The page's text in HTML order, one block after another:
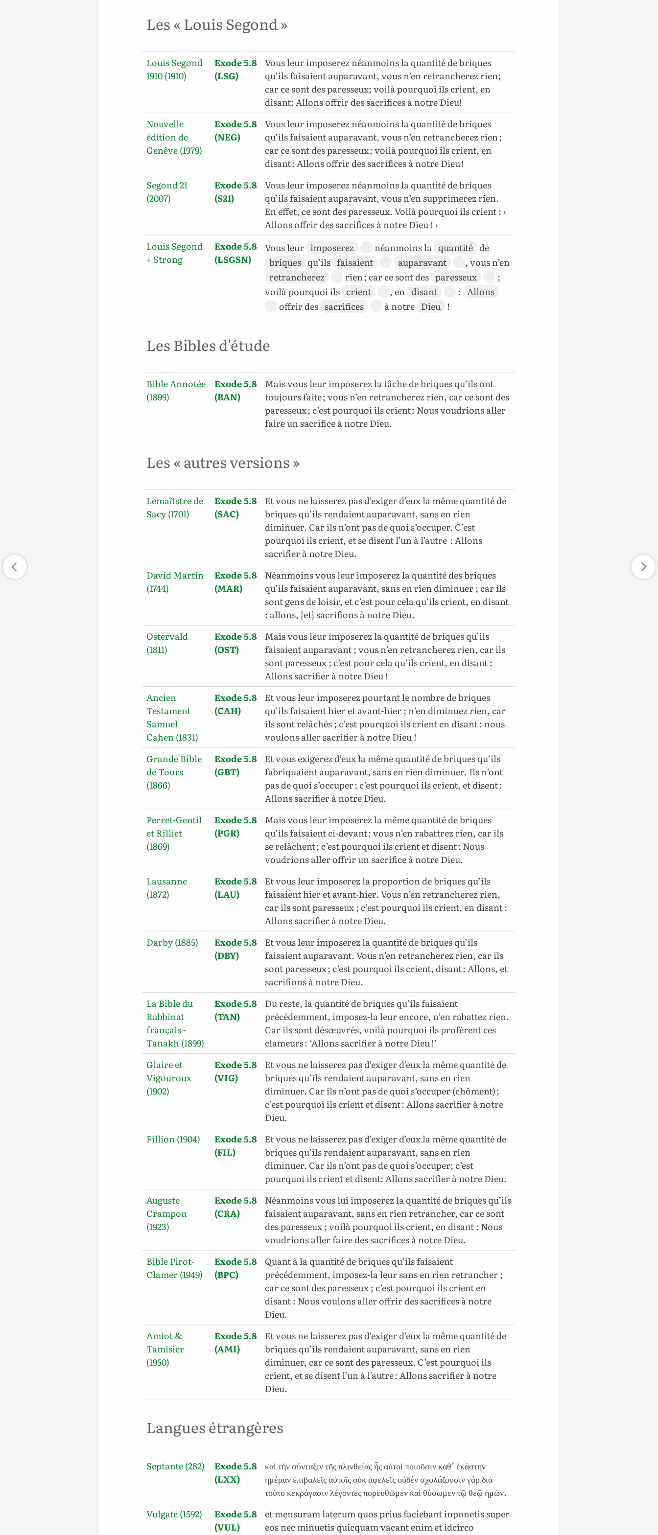
Les « Louis Segond »
Louis Segond
1910 (1910)
Exode 5.8
(LSG)
Vous leur imposerez néanmoins la quantité de briques
qu’ils faisaient auparavant, vous n’en retrancherez rien;
car ce sont des paresseux; voilà pourquoi ils crient, en
disant: Allons offrir des sacrifices à notre Dieu!
Nouvelle
édition de
Genève (1979)
Exode 5.8
(NEG)
Vous leur imposerez néanmoins la quantité de briques
qu’ils faisaient auparavant, vous n’en retrancherez rien ;
car ce sont des paresseux ; voilà pourquoi ils crient, en
disant : Allons offrir des sacrifices à notre Dieu !
Segond 21
(2007)
Exode 5.8
(S21)
Vous leur imposerez néanmoins la quantité de briques
qu’ils faisaient auparavant, vous n’en supprimerez rien.
En effet, ce sont des paresseux. Voilà pourquoi ils crient : ‹
Allons offrir des sacrifices à notre Dieu ! ›
Louis Segond
+ Strong
Exode 5.8
(LSGSN)
Vous leur imposerez néanmoins la quantité de
briques qu’ils faisaient auparavant
, vous n’en
retrancherez
rien ; car ce sont des paresseux
;
voilà pourquoi ils crient , en disant : Allons
offrir des sacrifices à notre Dieu !
Les Bibles d'étude
Bible Annotée
(1899)
Exode 5.8
(BAN)
Mais vous leur imposerez la tâche de briques qu’ils ont
toujours faite ; vous n’en retrancherez rien, car ce sont des
paresseux ; c’est pourquoi ils crient : Nous voudrions aller
faire un sacrifice à notre Dieu.
Les « autres versions »
Lemaîtstre de
Sacy (1701)
Exode 5.8
(SAC)
Et vous ne laisserez pas d’exiger d’eux la même quantité de
briques qu’ils rendaient auparavant, sans en rien
diminuer. Car ils n’ont pas de quoi s’occuper. C’est
pourquoi ils crient, et se disent l’un à l’autre : Allons
sacrifier à notre Dieu.
David Martin
(1744)
Exode 5.8
(MAR)
Néanmoins vous leur imposerez la quantité des briques
qu’ils faisaient auparavant, sans en rien diminuer ; car ils
sont gens de loisir, et c’est pour cela qu’ils crient, en disant
: allons, [et] sacrifions à notre Dieu.
Ostervald
(1811)
Exode 5.8
(OST)
Mais vous leur imposerez la quantité de briques qu’ils
faisaient auparavant ; vous n’en retrancherez rien, car ils
sont paresseux ; c’est pour cela qu’ils crient, en disant :
Allons sacrifier à notre Dieu !
Ancien
Testament
Samuel
Cahen (1831)
Exode 5.8
(CAH)
Et vous leur imposerez pourtant le nombre de briques
qu’ils faisaient hier et avant-hier ; n’en diminuez rien, car
ils sont relâchés ; c’est pourquoi ils crient en disant : nous
voulons aller sacrifier à notre Dieu !
Grande Bible
de Tours
(1866)
Exode 5.8
(GBT)
Et vous exigerez d’eux la même quantité de briques qu’ils
fabriquaient auparavant, sans en rien diminuer. Ils n’ont
pas de quoi s’occuper ; c’est pourquoi ils crient, et disent :
Allons sacrifier à notre Dieu.
Perret-Gentil
et Rilliet
(1869)
Exode 5.8
(PGR)
Mais vous leur imposerez la même quantité de briques
qu’ils faisaient ci-devant ; vous n’en rabattrez rien, car ils
se relâchent ; c’est pourquoi ils crient et disent : Nous
voudrions aller offrir un sacrifice à notre Dieu.
Lausanne
(1872)
Exode 5.8
(LAU)
Et vous leur imposerez la proportion de briques qu’ils
faisaient hier et avant-hier. Vous n’en retrancherez rien,
car ils sont paresseux ; c’est pourquoi ils crient, en disant :
Allons sacrifier à notre Dieu.
Darby (1885)
Exode 5.8
(DBY)
Et vous leur imposerez la quantité de briques qu’ils
faisaient auparavant. Vous n’en retrancherez rien, car ils
sont paresseux ; c’est pourquoi ils crient, disant : Allons, et
sacrifions à notre Dieu.
La Bible du
Rabbinat
français -
Tanakh (1899)
Exode 5.8
(TAN)
Du reste, la quantité de briques qu’ils faisaient
précédemment, imposez-la leur encore, n’en rabattez rien.
Car ils sont désœuvrés, voilà pourquoi ils profèrent ces
clameurs : ‘Allons sacrifier à notre Dieu !’
Glaire et
Vigouroux
(1902)
Exode 5.8
(VIG)
Et vous ne laisserez pas d’exiger d’eux la même quantité de
briques qu’ils rendaient auparavant, sans en rien
diminuer. Car ils n’ont pas de quoi s’occuper (chôment) ;
c’est pourquoi ils crient et disent : Allons sacrifier à notre
Dieu.
Fillion (1904)
Exode 5.8
(FIL)
Et vous ne laisserez pas d’exiger d’eux la même quantité de
briques qu’ils rendaient auparavant, sans en rien
diminuer. Car ils n’ont pas de quoi s’occuper; c’est
pourquoi ils crient et disent: Allons sacrifier à notre Dieu.
Auguste
Crampon
(1923)
Exode 5.8
(CRA)
Néanmoins vous lui imposerez la quantité de briques qu’ils
faisaient auparavant, sans en rien retrancher, car ce sont
des paresseux ; voilà pourquoi ils crient, en disant : Nous
voudrions aller faire des sacrifices à notre Dieu.
Bible Pirot-
Clamer (1949)
Exode 5.8
(BPC)
Quant à la quantité de briques qu’ils faisaient
précédemment, imposez-la leur sans en rien retrancher ;
car ce sont des paresseux ; c’est pourquoi ils crient en
disant : Nous voulons aller offrir des sacrifices à notre
Dieu.
Amiot &
Tamisier
(1950)
Exode 5.8
(AMI)
Et vous ne laisserez pas d’exiger d’eux la même quantité de
briques qu’ils rendaient auparavant, sans en rien
diminuer, car ce sont des paresseux. C’est pourquoi ils
crient, et se disent l’un à l’autre : Allons sacrifier à notre
Dieu.
Langues étrangères
Septante (282)
Exode 5.8
(LXX)
καὶ τὴν σύνταξιν τῆς πλινθείας ἧς αὐτοὶ ποιοῦσιν καθ’ ἑκάστην
ἡμέραν ἐπιβαλεῖς αὐτοῖς οὐκ ἀφελεῖς οὐδέν σχολάζουσιν γάρ διὰ
τοῦτο κεκράγασιν λέγοντες πορευθῶμεν καὶ θύσωμεν τῷ θεῷ ἡμῶν.
Vulgate (1592)
Exode 5.8
(VUL)
et mensuram laterum quos prius faciebant inponetis super
eos nec minuetis quicquam vacant enim et idcirco